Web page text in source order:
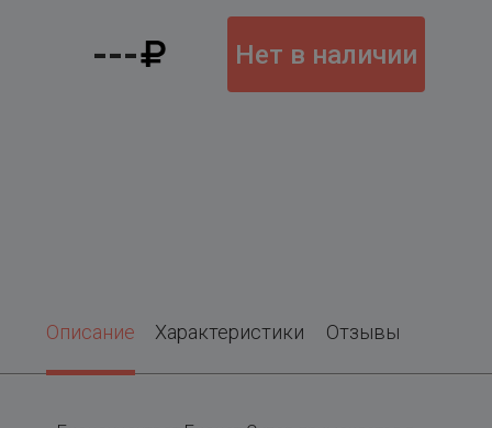
--- Нет в наличии
Описание Характеристики Отзывы